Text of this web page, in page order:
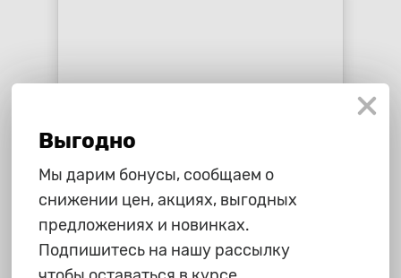
"Vectron", 520 мл.
star_borderstar_borderstar_borderstar_borderstar_border
- +
Выгодно
Мы дарим бонусы, сообщаем о
снижении цен, акциях, выгодных
предложениях и новинках.
Подпишитесь на нашу рассылку